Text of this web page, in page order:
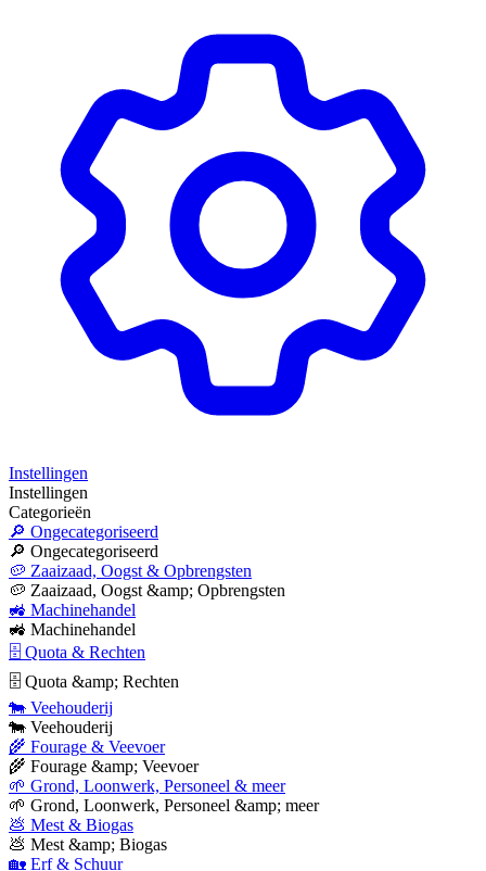
Instellingen
Instellingen
Categorieën
🔎 Ongecategoriseerd
🔎 Ongecategoriseerd
🥔 Zaaizaad, Oogst & Opbrengsten
🥔 Zaaizaad, Oogst &amp; Opbrengsten
🚜 Machinehandel
🚜 Machinehandel
🗄 Quota & Rechten
🗄 Quota &amp; Rechten
🐄 Veehouderij
🐄 Veehouderij
🌾 Fourage & Veevoer
🌾 Fourage &amp; Veevoer
🌱 Grond, Loonwerk, Personeel & meer
🌱 Grond, Loonwerk, Personeel &amp; meer
💩 Mest & Biogas
💩 Mest &amp; Biogas
🏡 Erf & Schuur